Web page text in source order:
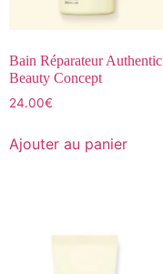
Bain Réparateur Authentic
Beauty Concept
24.00€
Ajouter au panier